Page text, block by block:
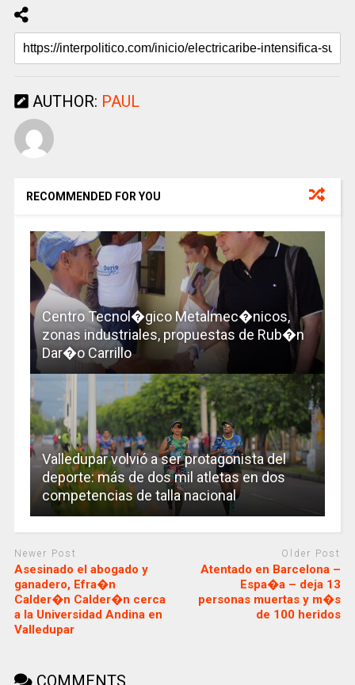
AUTHOR: PAUL
RECOMMENDED FOR YOU
Centro Tecnol�gico Metalmec�nicos,
zonas industriales, propuestas de Rub�n
Dar�o Carrillo
Valledupar volvió a ser protagonista del
deporte: más de dos mil atletas en dos
competencias de talla nacional
Newer Post
Asesinado el abogado y
ganadero, Efra�n
Calder�n Calder�n cerca
a la Universidad Andina en
Valledupar
Older Post
Atentado en Barcelona –
Espa�a – deja 13
personas muertas y m�s
de 100 heridos